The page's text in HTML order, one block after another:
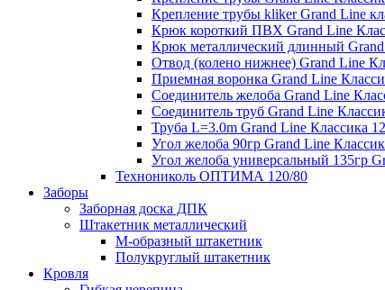
Крепление трубы kliker Grand Line
Крюк короткий ПВХ Grand Line
Крюк металлический длинный
Отвод (колено нижнее) Grand Line
Приемная воронка Grand Line
Соединитель желоба Grand Line
Соединитель труб Grand Line
Труба L=3.0m Grand Line Классика
Угол желоба 90гр Grand Line
Угол желоба универсальный 135гр
Технониколь ОПТИМА 120/80
Заборы
Заборная доска ДПК
Штакетник металлический
М-образный штакетник
Полукруглый штакетник
Кровля